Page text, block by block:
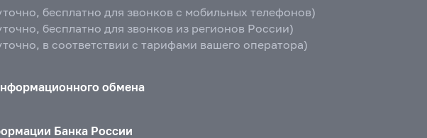
бесплатно для звонков с мобильных телефонов)
бесплатно для звонков из регионов России)
в соответствии с тарифами вашего оператора)
обмена
Банка России